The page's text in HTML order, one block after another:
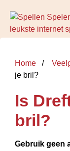
Home
je bril?
Is
bril?
Gebruik geen